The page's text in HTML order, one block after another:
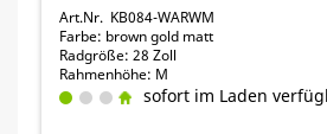
Art.Nr. KB084-WARWM
Farbe: brown gold matt
Radgröße: 28 Zoll
Rahmenhöhe: M
sofort im Laden